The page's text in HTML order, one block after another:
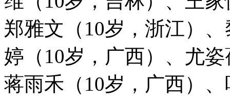
郑雅文（10岁，浙江）
婷（10岁，广西）、尤
蒋雨禾（10岁，广西）